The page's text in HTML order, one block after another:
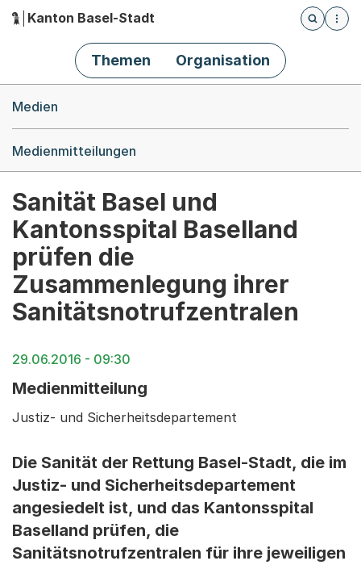
Hauptnavigation
Kanton Basel-Stadt
Öffnet
Themen Organisation
Medien
Medienmitteilungen
Sanität Basel und
Kantonsspital Baselland
prüfen die
Zusammenlegung ihrer
Sanitätsnotrufzentralen
29.06.2016 - 09:30
Medienmitteilung
Justiz- und Sicherheitsdepartement
Die Sanität der Rettung Basel-Stadt, die im
Justiz- und Sicherheitsdepartement
angesiedelt ist, und das Kantonsspital
Baselland prüfen, die
Sanitätsnotrufzentralen für ihre jeweiligen